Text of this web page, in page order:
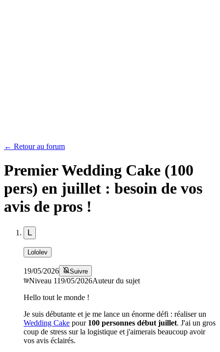
← Retour au forum
Premier Wedding Cake (100
pers) en juillet : besoin de vos
avis de pros !
L
Lololev
19/05/2026 Suivre
Niveau 119/05/2026Auteur du sujet
Hello tout le monde !
​Je suis débutante et je me lance un énorme défi : réaliser un
Wedding Cake pour 100 personnes début juillet. J'ai un gros
coup de stress sur la logistique et j'aimerais beaucoup avoir
vos avis éclairés.